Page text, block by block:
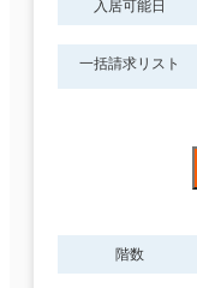
入居可能日
一括請求リスト
階数